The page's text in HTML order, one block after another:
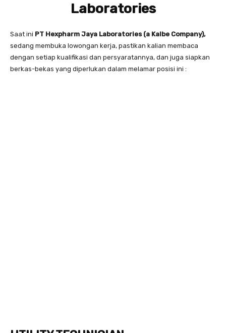
Laboratories
Saat ini PT Hexpharm Jaya Laboratories (a Kalbe Company),
sedang membuka lowongan kerja, pastikan kalian membaca
dengan setiap kualifikasi dan persyaratannya, dan juga siapkan
berkas-bekas yang diperlukan dalam melamar posisi ini :